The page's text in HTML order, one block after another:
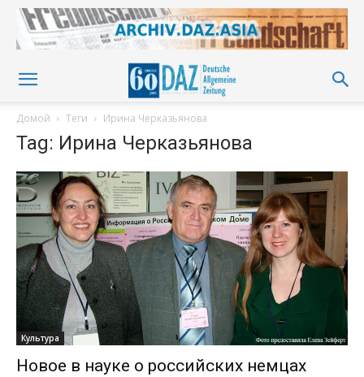
Домой Теги Ирина Черказьянова
Tag: Ирина Черказьянова
Культура
Новое в науке о российских немцах